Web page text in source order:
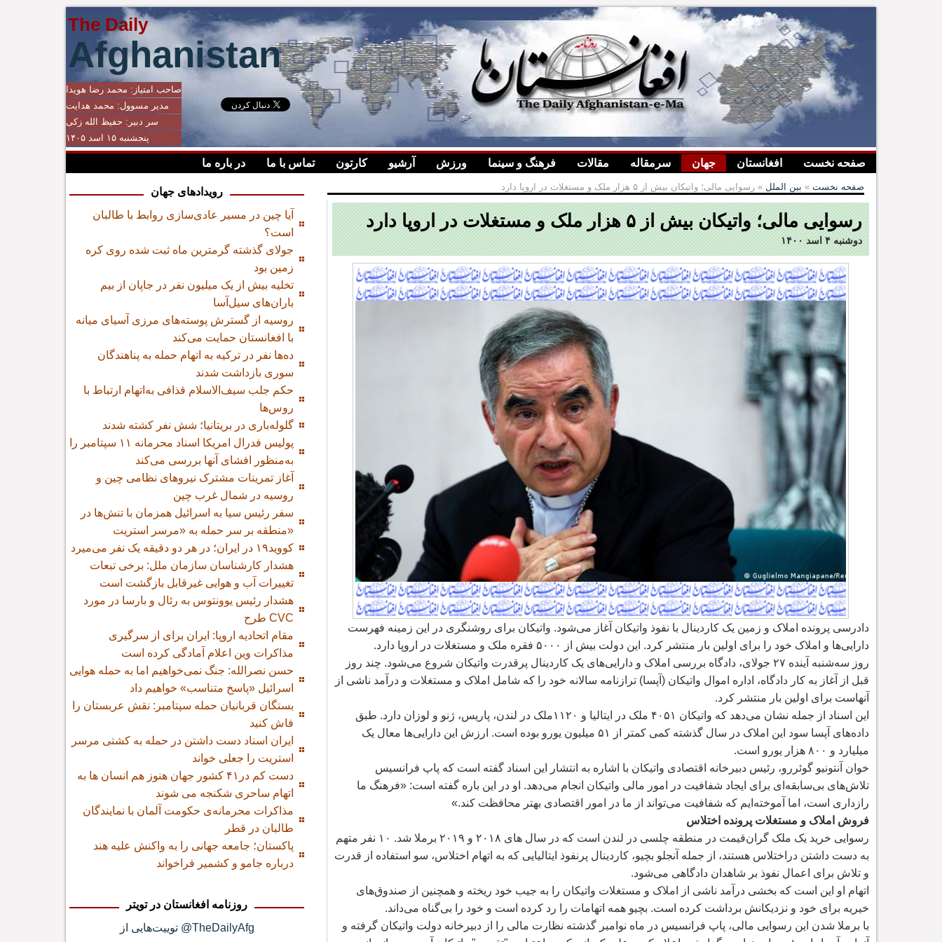
The Daily
Afghanistan
صاحب امتیاز: محمد رضا هویدا
مدیر مسوول: محمد هدایت
سر دبیر: حفیظ الله زکی
پنجشنبه ۱۵ اسد ۱۴۰۵
صفحه نخست افغانستان جهان سرمقاله مقالات فرهنگ و سینما ورزش آرشیو کارتون تماس با ما در باره ما
صفحه نخست » بین الملل » رسوایی مالی؛ واتیکان بیش از ۵ هزار ملک و مستغلات در اروپا دارد
رسوایی مالی؛ واتیکان بیش از ۵ هزار ملک و مستغلات در اروپا دارد
دوشنبه ۴ اسد ۱۴۰۰
دادرسی پرونده املاک و زمین یک کاردینال با نفوذ واتیکان آغاز میشود. واتیکان برای روشنگری در این زمینه فهرست
داراییها و املاک خود را برای اولین بار منتشر کرد. این دولت بیش از ۵۰۰۰ فقره ملک و مستغلات در اروپا دارد.
روز سهشنبه آینده ۲۷ جولای، دادگاه بررسی املاک و دارایی های یک کاردینال پرقدرت واتیکان شروع میشود. چند روز
قبل از آغاز به کار دادگاه، اداره اموال واتیکان (آپسا) ترازنامه سالانه خود را که شامل املاک و مستغلات و درآمد ناشی از
آنهاست برای اولین بار منتشر کرد.
این اسناد از جمله نشان می
دهد که واتیکان ۴۰۵۱ ملک در ایتالیا و ۱۱۲۰ملک در لندن، پاریس، ژنو و لوزان دارد. طبق
دادههای آپسا سود این املاک در سال گذشته کمی کمتر از ۵۱ میلیون یورو بوده است. ارزش این دارایی
ها معال یک
میلیارد و ۸۰۰ هزار یورو است.
خوان آنتونیو گوئررو، رئیس دبیرخانه اقتصادی واتیکان با اشاره به انتشار این اسناد گفته است که پاپ فرانسیس
تلاشهای بیسابقه ای برای ایجاد شفافیت در امور مالی واتیکان انجام میدهد. او در این باره گفته است: «فرهنگ ما
رازداری است، اما آموخته ایم كه شفافیت میتواند از ما در امور اقتصادی بهتر محافظت كند.»
فروش املاک و مستغلات پرونده اختلاس
رسوایی خرید یک ملک گران
قیمت در منطقه چلسی در لندن است که در سال های ۲۰۱۸ و ۲۰۱۹ برملا شد. ۱۰ نفر متهم
به دست داشتن دراختلاس هستند، از جمله آنجلو بچیو، کاردینال پرنفوذ ایتالیایی که به اتهام اختلاس، سو استفاده از قدرت
و تلاش برای اعمال نفوذ بر شاهدان دادگاهی میشود.
اتهام او این است که بخشی درآمد ناشی از املاک و مستغلات واتیکان را به جیب خود ریخته و همچنین از صندوقهای
خیریه برای خود و نزدیکانش برداشت کرده است. بچیو همه اتهامات را رد کرده است و خود را بیگناه میداند.
با برملا شدن این رسوایی مالی، پاپ فرانسیس در ماه نوامبر گذشته نظارت مالی را از دبیرخانه دولت واتیکان گرفته و
رویدادهای جهان
آیا چین در مسیر عادی‌سازی روابط با طالبان
است؟
جولای گذشته گرمترین ماه ثبت شده روی کره
زمین بود
تخلیه بیش از یک میلیون نفر در جاپان از بیم
باران‌های سیل‌آسا
روسیه از گسترش پوسته‌های مرزی آسیای میانه
با افغانستان حمایت می‌کند
ده‌ها نفر در ترکیه به اتهام حمله به پناهندگان
سوری بازداشت شدند
حکم جلب سیف‌الاسلام قذافی به‌اتهام ارتباط با
روس‌ها
گلوله‌باری در بریتانیا؛ شش نفر کشته شدند
پولیس فدرال امریکا اسناد محرمانه ۱۱ سپتامبر را
به‌منظور افشای آنها بررسی می‌کند
آغاز تمرینات مشترک نیروهای نظامی چین و
روسیه در شمال غرب چین
سفر رئیس سیا به اسرائیل همزمان با تنش‌ها در
منطقه بر سر حمله به «مرسر استریت»
کووید۱۹ در ایران؛ در هر دو دقیقه یک نفر می‌میرد
هشدار کارشناسان سازمان ملل: برخی تبعات
تغییرات آب و هوایی غیرقابل بازگشت است
هشدار رئیس یوونتوس به رئال و بارسا در مورد
طرح CVC
مقام اتحادیه اروپا: ایران برای از سرگیری
مذاکرات وین اعلام آمادگی کرده است
حسن نصرالله: جنگ نمی‌خواهیم اما به حمله هوایی
اسرائیل «پاسخ متناسب» خواهیم داد
بستگان قربانیان حمله سپتامبر: نقش عربستان را
فاش کنید
ایران اسناد دست داشتن در حمله به کشتی مرسر
استریت را جعلی خواند
دست کم در۴۱ کشور جهان هنوز هم انسان ها به
اتهام ساحری شکنجه می شوند
مذاکرات محرمانه‌ی حکومت آلمان با نمایندگان
طالبان در قطر
پاکستان؛ جامعه جهانی را به واکنش علیه هند
درباره جامو و کشمیر فراخواند
روزنامه افغانستان در تویتر
توییت‌هایی از @TheDailyAfg